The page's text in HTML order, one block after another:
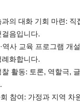
의 대화 기회 마련: 직
음입니다.
역사 교육 프로그램 개
화합니다.
활동: 토론, 역할극,
참여: 가정과 지역 차